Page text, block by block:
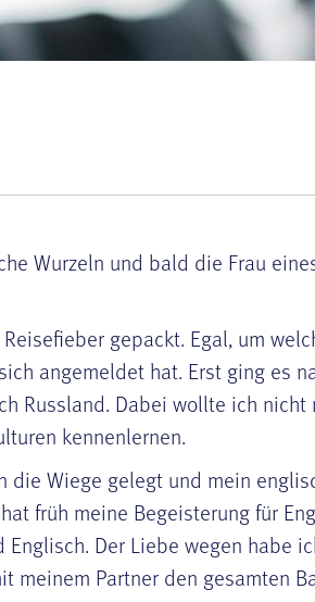
Wurzeln und bald die Frau
gepackt. Egal, um
angemeldet hat. Erst ging es
Russland. Dabei wollte ich nicht
kennenlernen.
Wiege gelegt und mein
früh meine Begeisterung für
Der Liebe wegen habe
meinem Partner den gesamten